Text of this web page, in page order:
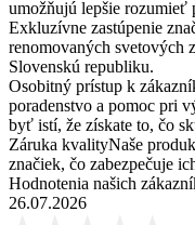
umožňujú lepšie rozumieť
Exkluzívne zastúpenie
renomovaných svetových
Slovenskú republiku.
Osobitný prístup k
poradenstvo a pomoc pri
byť istí, že získate to, čo
Záruka kvalityNaše
značiek, čo zabezpečuje
Hodnotenia našich
26.07.2026